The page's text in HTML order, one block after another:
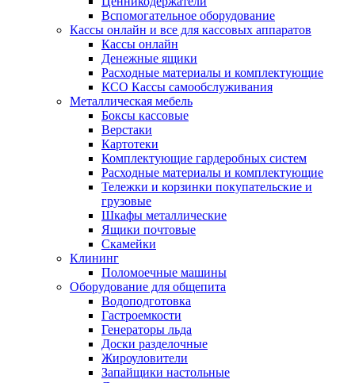
Вспомогательное оборудование
Кассы онлайн и все для кассовых аппаратов
Кассы онлайн
Денежные ящики
Расходные материалы и комплектующие
КСО Кассы самообслуживания
Металлическая мебель
Боксы кассовые
Верстаки
Картотеки
Комплектующие гардеробных систем
Расходные материалы и комплектующие
Тележки и корзинки покупательские и
грузовые
Шкафы металлические
Ящики почтовые
Скамейки
Клининг
Поломоечные машины
Оборудование для общепита
Водоподготовка
Гастроемкости
Генераторы льда
Доски разделочные
Жироуловители
Запайщики настольные